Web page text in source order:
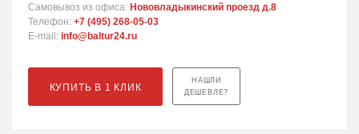
Самовывоз из офиса: Нововладыкинский проезд д.8
Телефон: +7 (495) 268-05-03
E-mail: info@baltur24.ru
КУПИТЬ В 1 КЛИК
НАШЛИ
ДЕШЕВЛЕ?